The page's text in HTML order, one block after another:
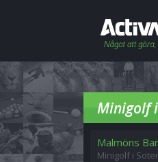
Minigolf
Malmöns
Minigolf i